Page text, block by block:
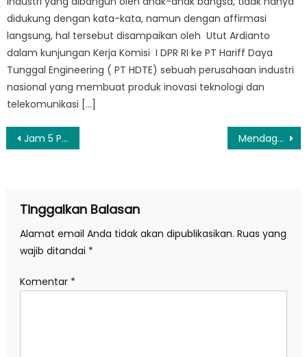
didukung dengan kata-kata, namun dengan affirmasi
langsung, hal tersebut disampaikan oleh Utut Ardianto
dalam kunjungan Kerja Komisi I DPR RI ke PT Hariff Daya
Tunggal Engineering ( PT HDTE) sebuah perusahaan industri
nasional yang membuat produk inovasi teknologi dan
telekomunikasi […]
Navigasi
Jam 5 Pagi Sekolah, Ini Dampak Buruknya Bagi Anak Mendagri Tito Beberkan Bagaimana Pihaknya Kendalikan Inflasi
Tinggalkan Balasan
Alamat email Anda tidak akan dipublikasikan. Ruas yang
wajib ditandai *
Komentar *